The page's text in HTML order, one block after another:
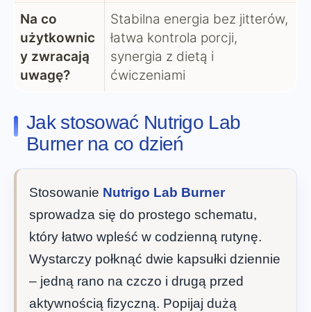
Na co
użytkownic
y zwracają
uwagę?
Stabilna energia bez jitterów,
łatwa kontrola porcji,
synergia z dietą i
ćwiczeniami
Jak stosować Nutrigo Lab
Burner na co dzień
Stosowanie Nutrigo Lab Burner
sprowadza się do prostego schematu,
który łatwo wpleść w codzienną rutynę.
Wystarczy połknąć dwie kapsułki dziennie
– jedną rano na czczo i drugą przed
aktywnością fizyczną. Popijaj dużą